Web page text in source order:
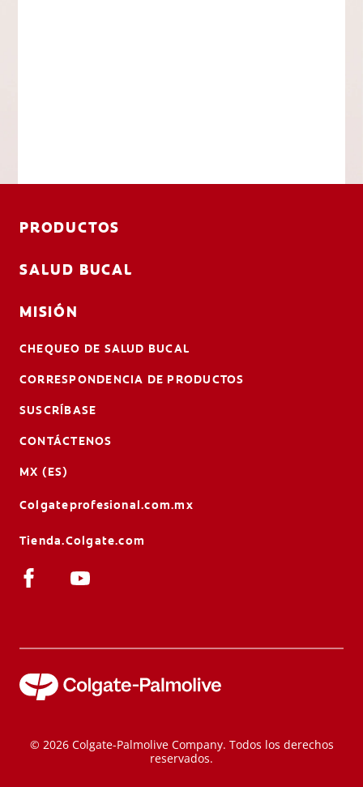
PRODUCTOS
SALUD BUCAL
MISIÓN
CHEQUEO DE SALUD BUCAL
CORRESPONDENCIA DE PRODUCTOS
SUSCRÍBASE
CONTÁCTENOS
MX (ES)
Colgateprofesional.com.mx
Tienda.Colgate.com
© 2026 Colgate-Palmolive Company. Todos los derechos
reservados.